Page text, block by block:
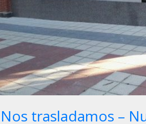
Nos trasladamos –